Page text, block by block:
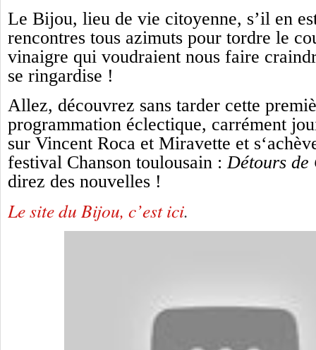
Le Bijou, lieu de vie citoyenne, s’il en
rencontres tous azimuts pour tordre le
vinaigre qui voudraient nous faire
se ringardise !
Allez, découvrez sans tarder cette
programmation éclectique, carrément
sur Vincent Roca et Miravette et
festival Chanson toulousain : Détours de
direz des nouvelles !
Le site du Bijou, c’est ici.